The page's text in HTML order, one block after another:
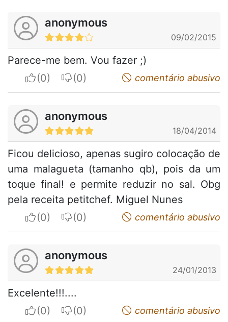
anonymous
09/02/2015
Parece-me bem. Vou fazer ;)
I apreciateI do not appreciatecomentário abusivo
anonymous
18/04/2014
Ficou delicioso, apenas sugiro colocação de
uma malagueta (tamanho qb), pois da um
toque final! e permite reduzir no sal. Obg
pela receita petitchef. Miguel Nunes
I apreciateI do not appreciatecomentário abusivo
anonymous
24/01/2013
Excelente!!!....
I apreciateI do not appreciatecomentário abusivo